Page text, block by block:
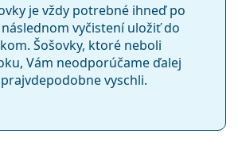
je vždy potrebné ihneď po
vyčistení uložiť do
Šošovky, ktoré neboli
Vám neodporúčame ďalej
vyschli.